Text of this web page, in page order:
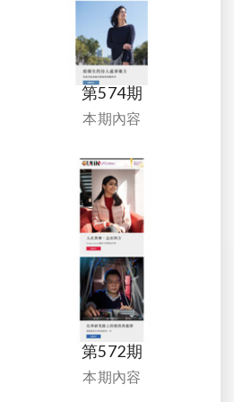
第574期
本期內容
第572期
本期內容